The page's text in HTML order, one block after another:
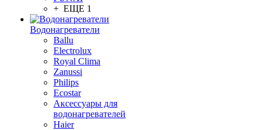
+ ЕЩЕ 1
Водонагреватели
Ballu
Electrolux
Royal Clima
Zanussi
Philips
Ecostar
Аксессуары для
водонагревателей
Haier